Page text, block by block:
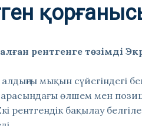
рентгенге төзімді
мықын сүйегіндегі
арасындағы өлшем мен
рентгендік бақылау